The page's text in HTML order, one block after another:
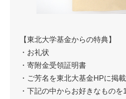
【東北大学基金からの特典】
・お礼状
・寄附金受領証明書
・ご芳名を東北大基金HPに掲
・下記の中からお好きなもの